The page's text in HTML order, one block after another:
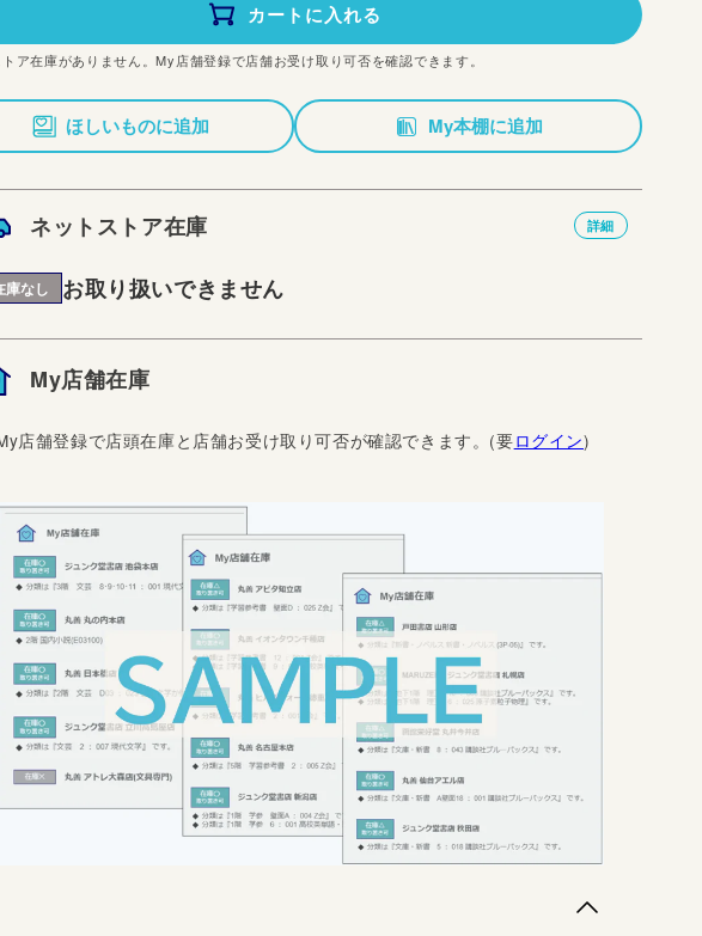
カートに入れる
ア在庫がありません。My店舗登録で店舗お受け取り可否を確認できます。
ほしいものに追加 My本棚に追加
ネットストア在庫 詳細
庫なし お取り扱いできません
My店舗在庫
店舗登録で店頭在庫と店舗お受け取り可否が確認できます。(要ログイン)